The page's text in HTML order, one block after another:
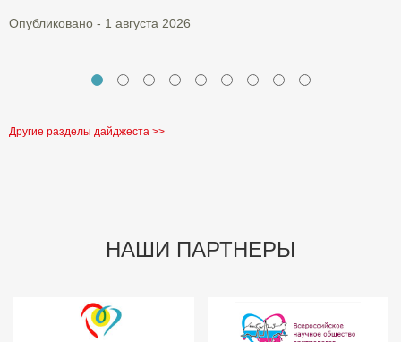
Опубликовано - 1 августа 2026
Другие разделы дайджеста >>
НАШИ ПАРТНЕРЫ